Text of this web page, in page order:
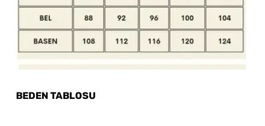
BEDEN TABLOSU